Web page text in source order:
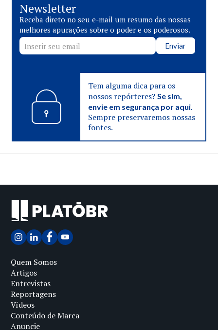
Newsletter
Receba direto no seu e-mail um resumo das nossas
melhores apurações sobre o poder e os poderosos.
Enviar
Tem alguma dica para os
nossos repórteres? Se sim,
envie em segurança por aqui.
Sempre preservaremos nossas
fontes.
Quem Somos
Artigos
Entrevistas
Reportagens
Vídeos
Conteúdo de Marca
Anuncie